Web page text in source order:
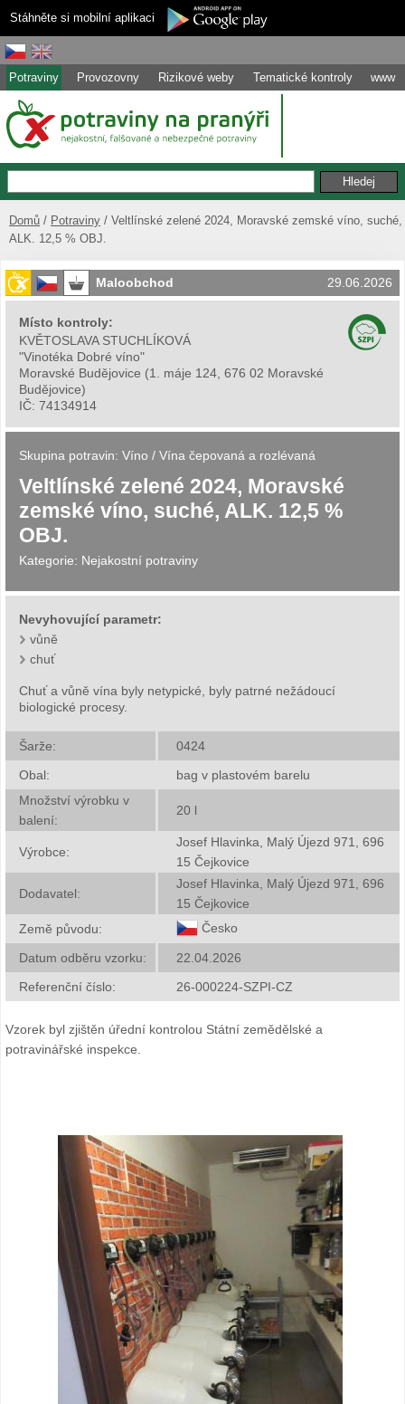
Stáhněte si mobilní aplikaci
Potraviny Provozovny Rizikové weby Tematické kontroly www
Domů Potraviny
Veltlínské zelené 2024, Moravské zemské víno, suché,
ALK. 12,5 % OBJ.
Maloobchod 29.06.2026
Místo kontroly:
KVĚTOSLAVA STUCHLÍKOVÁ
"Vinotéka Dobré víno"
Moravské Budějovice (1. máje 124, 676 02 Moravské
Budějovice)
IČ: 74134914
Skupina potravin: Víno / Vína čepovaná a rozlévaná
Veltlínské zelené 2024, Moravské
zemské víno, suché, ALK. 12,5 %
OBJ.
Kategorie: Nejakostní potraviny
Nevyhovující parametr:
vůně
chuť
Chuť a vůně vína byly netypické, byly patrné nežádoucí
biologické procesy.
Šarže:
0424
Obal:
bag v plastovém barelu
Množství výrobku v
balení:
20 l
Výrobce:
Josef Hlavinka, Malý Újezd 971, 696
15 Čejkovice
Dodavatel:
Josef Hlavinka, Malý Újezd 971, 696
15 Čejkovice
Země původu:
Česko
Datum odběru vzorku:
22.04.2026
Referenční číslo:
26-000224-SZPI-CZ
Vzorek byl zjištěn úřední kontrolou Státní zemědělské a
potravinářské inspekce.